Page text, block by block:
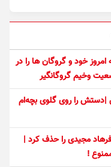
خود و گروگان ها را در
وخیم گروگانگیر
را روی گلوی بچه‌ام
مجیدی را حذف کرد |
!